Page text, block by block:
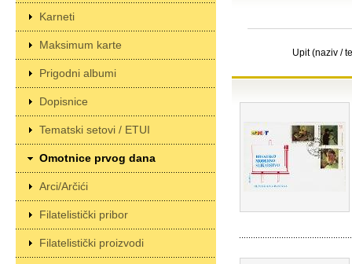
Karneti
Maksimum karte
Prigodni albumi
Dopisnice
Tematski setovi / ETUI
Omotnice prvog dana
Arci/Arčići
Filatelistički pribor
Filatelistički proizvodi
Upit (naziv /